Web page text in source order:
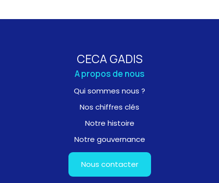
CECA GADIS
A propos de nous
Qui sommes nous ?
Nos chiffres clés
Notre histoire
Notre gouvernance
Nous contacter